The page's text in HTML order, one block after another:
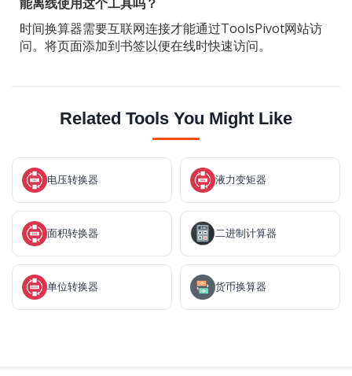
时间换算器需要互联网连接才能通过ToolsPivot网站访
问。将页面添加到书签以便在线时快速访问。
Related Tools You Might Like
电压转换器 液力变矩器
面积转换器 二进制计算器
单位转换器 货币换算器